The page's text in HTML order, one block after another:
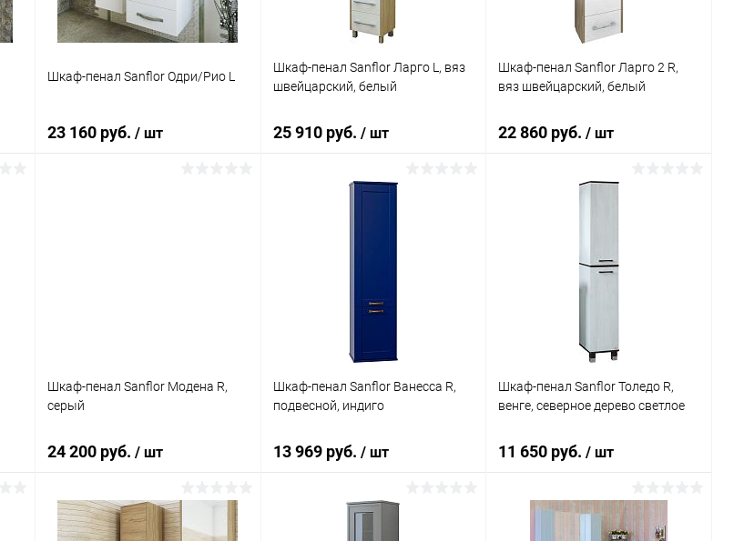
Шкаф-пенал Sanflor Одри/Рио L
23 160 руб. / шт
Шкаф-пенал Sanflor Ларго L, вяз
швейцарский, белый
25 910 руб. / шт
Шкаф-пенал Sanflor Ларго 2 R,
вяз швейцарский, белый
22 860 руб./ шт
Купить в 1 клик
В избранное
Шкаф-пенал Sanflor Модена R,
серый
24 200 руб. / шт
В корзину
Шкаф-пенал Sanflor Ванесса R,
подвесной, индиго
13 969 руб. / шт
Шкаф-пенал Sanflor Толедо R,
венге, северное дерево светлое
11 650 руб./ шт
В корзину